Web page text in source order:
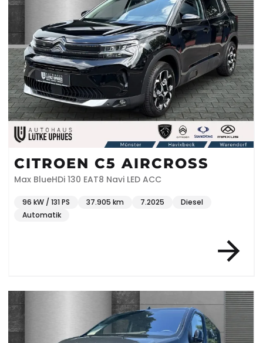
CITROEN C5 AIRCROSS
Max BlueHDi 130 EAT8 Navi LED ACC
96 kW / 131 PS 37.905 km 7.2025
Diesel
Automatik